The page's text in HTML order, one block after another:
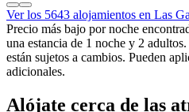
Ver los 5643 alojamientos en Las
Precio más bajo por noche
una estancia de 1 noche y 2
están sujetos a cambios. Pueden
adicionales.
Alójate cerca de las